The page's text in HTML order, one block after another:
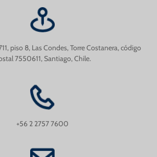
piso 8, Las Condes, Torre Costanera, código
7550611, Santiago, Chile.
+56 2 2757 7600